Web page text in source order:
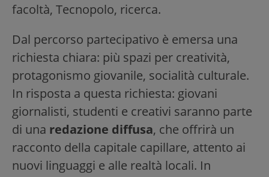
facoltà, Tecnopolo, ricerca.
Dal percorso partecipativo è emersa una
richiesta chiara: più spazi per creatività,
protagonismo giovanile, socialità culturale.
In risposta a questa richiesta: giovani
giornalisti, studenti e creativi saranno parte
di una redazione diffusa, che offrirà un
racconto della capitale capillare, attento ai
nuovi linguaggi e alle realtà locali. In